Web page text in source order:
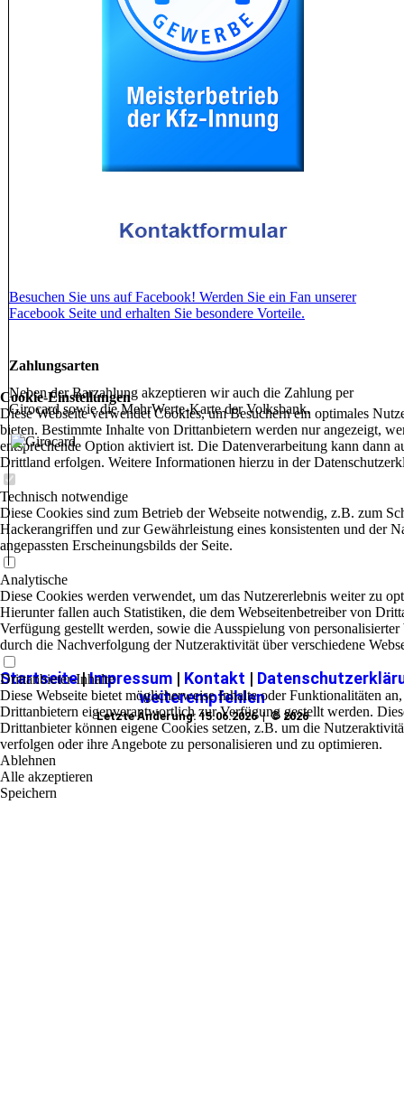
Besuchen Sie uns auf Facebook! Werden Sie ein Fan unserer
Facebook Seite und erhalten Sie besondere Vorteile.
Zahlungsarten
Neben der Barzahlung akzeptieren wir auch die Zahlung per
Girocard sowie die MehrWerte-Karte der Volksbank.
Startseite|Impressum | Kontakt |
weiterempfehlen
Letzte Änderung: 15.06.2026 | © 2026
Cookie-Einstellungen
Diese Webseite verwendet Cookies, um Besuchern ein optimales
bieten. Bestimmte Inhalte von Drittanbietern werden nur angezeigt,
entsprechende Option aktiviert ist. Die Datenverarbeitung kann dann
Drittland erfolgen. Weitere Informationen hierzu in der
Technisch notwendige
Diese Cookies sind zum Betrieb der Webseite notwendig, z.B. zum
Hackerangriffen und zur Gewährleistung eines konsistenten und der
angepassten Erscheinungsbilds der Seite.
Analytische
Diese Cookies werden verwendet, um das Nutzererlebnis weiter zu
Hierunter fallen auch Statistiken, die dem Webseitenbetreiber von
Verfügung gestellt werden, sowie die Ausspielung von personalisierter
durch die Nachverfolgung der Nutzeraktivität über verschiedene
Drittanbieter-Inhalte
Diese Webseite bietet möglicherweise Inhalte oder Funktionalitäten
Drittanbietern eigenverantwortlich zur Verfügung gestellt werden.
Drittanbieter können eigene Cookies setzen, z.B. um die
verfolgen oder ihre Angebote zu personalisieren und zu optimieren.
Ablehnen
Alle akzeptieren
Speichern